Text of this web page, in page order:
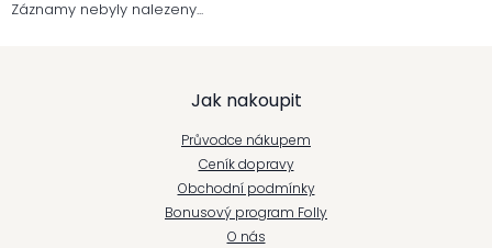
Záznamy nebyly nalezeny...
Jak nakoupit
Průvodce nákupem
Ceník dopravy
Obchodní podmínky
Bonusový program Folly
O nás